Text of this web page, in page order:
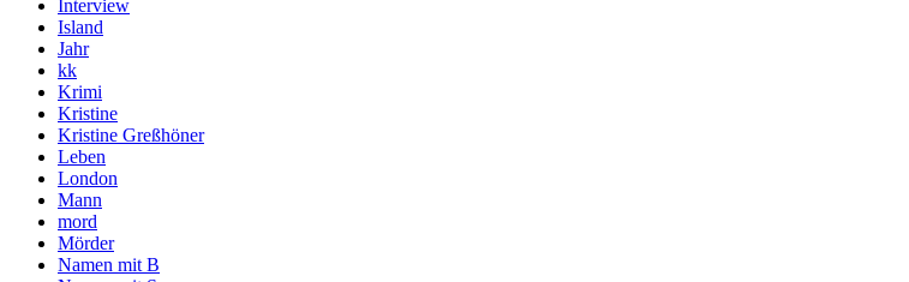
Interview
Island
Jahr
kk
Krimi
Kristine
Kristine Greßhöner
Leben
London
Mann
mord
Mörder
Namen mit B